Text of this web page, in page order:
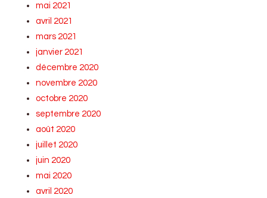
mai 2021
avril 2021
mars 2021
janvier 2021
décembre 2020
novembre 2020
octobre 2020
septembre 2020
août 2020
juillet 2020
juin 2020
mai 2020
avril 2020